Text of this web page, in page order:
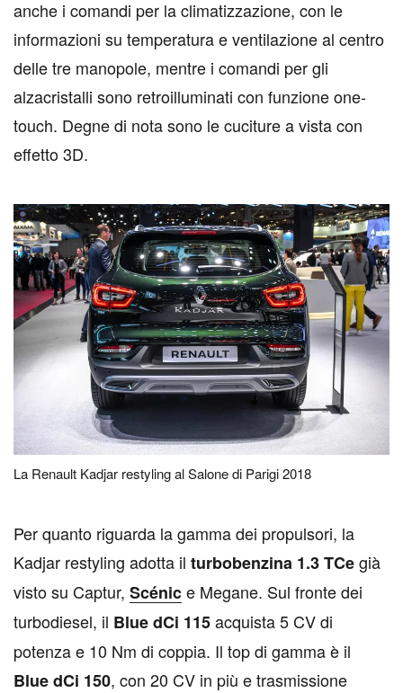
anche i comandi per la climatizzazione, con le
informazioni su temperatura e ventilazione al centro
delle tre manopole, mentre i comandi per gli
alzacristalli sono retroilluminati con funzione one-
touch. Degne di nota sono le cuciture a vista con
effetto 3D.
La Renault Kadjar restyling al Salone di Parigi 2018
Per quanto riguarda la gamma dei propulsori, la
Kadjar restyling adotta il turbobenzina 1.3 TCegià
visto su Captur, Scénice Megane. Sul fronte dei
turbodiesel, il Blue dCi 115acquista 5 CV di
potenza e 10 Nm di coppia. Il top di gamma è il
Blue dCi 150, con 20 CV in più e trasmissione